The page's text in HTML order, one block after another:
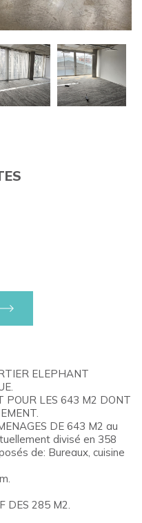
ELEPHANT
POUR LES 643 M2 DONT
DE 643 M2 au
divisé en 358
de: Bureaux, cuisine
DES 285 M2.